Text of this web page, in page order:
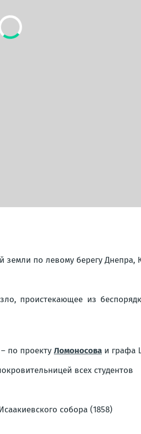
земли по левому берегу
проистекающее из
– по проекту Ломоносова и графа
всех студентов
собора (1858)